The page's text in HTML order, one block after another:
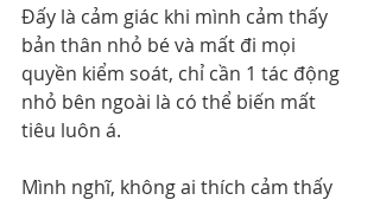
Đấy là cảm giác khi mình cảm thấy
bản thân nhỏ bé và mất đi mọi
quyền kiểm soát, chỉ cần 1 tác động
nhỏ bên ngoài là có thể biến mất
tiêu luôn á.
Mình nghĩ, không ai thích cảm thấy